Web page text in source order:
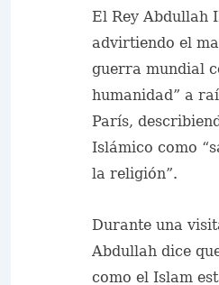
El Rey Abdullah
advirtiendo el
guerra mundial
humanidad” a
París,
Islámico como
la religión”.
Durante una
Abdullah dice
como el Islam